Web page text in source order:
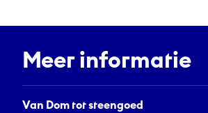
Meer informatie
Van Dom tot steengoed